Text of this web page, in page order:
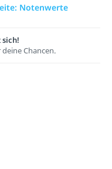
Notenwerte
Chancen.